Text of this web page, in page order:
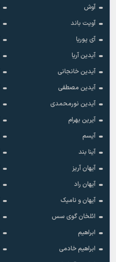
آوش
آویت باند
آی پوریا
آیدین آریا
آیدین خانجانی
آیدین مصطفی
آیدین نورمحمدی
آیرین بهرام
آیسم
آینا بند
آیهان آریز
آیهان راد
آیهان و نامیک
ائلخان گوی سس
ابراهیم
ابراهیم خادمی